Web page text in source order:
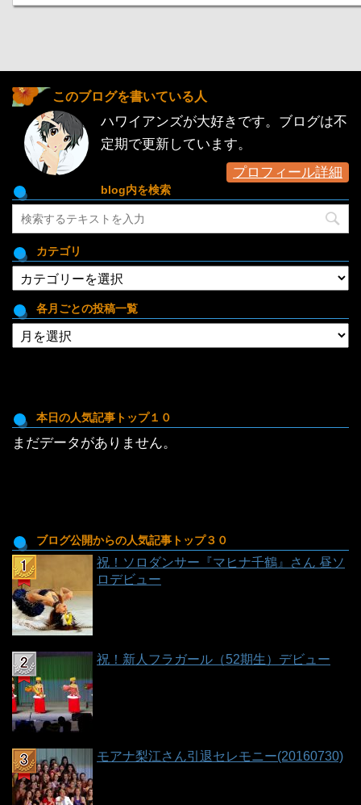
このブログを書いている人
ハワイアンズが大好きです。ブログは不
定期で更新しています。
プロフィール詳細
blog内を検索
カテゴリ
テ
ゴ
リ
各月ごとの投稿一覧
各
月
投
稿
一
本日の人気記事トップ１０
まだデータがありません。
ブログ公開からの人気記事トップ３０
祝！ソロダンサー『マヒナ千鶴』さん 昼ソ
ロデビュー
祝！新人フラガール（52期生）デビュー
モアナ梨江さん引退セレモニー(20160730)